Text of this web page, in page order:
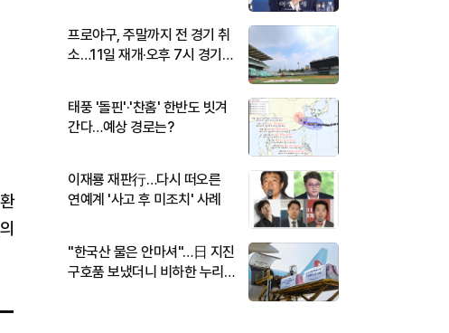
프로야구, 주말까지 전 경기 취
소…11일 재개·오후 7시 경기
태풍 '돌핀'·'찬홈' 한반도 빗겨
간다…예상 경로는?
이재룡 재판行…다시 떠오른
연예계 '사고 후 미조치' 사례
"한국산 물은 안마셔"…日 지진
구호품 보냈더니 비하한 누리